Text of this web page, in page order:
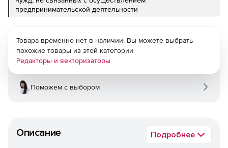
предпринимательской деятельности
Описание Подробнее
Товара временно нет в наличии. Вы можете выбрать
похожие товары из этой категории
Редакторы и векторизаторы
Поможем с выбором